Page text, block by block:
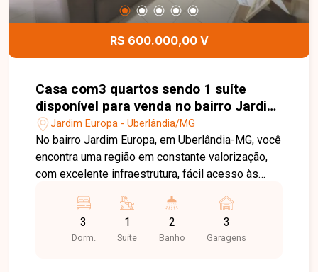
R$ 600.000,00 V
Casa com3 quartos sendo 1 suíte
disponível para venda no bairro Jardim
Europa em Uberlândia-MG
Jardim Europa - Uberlândia/MG
No bairro Jardim Europa, em Uberlândia-MG, você
encontra uma região em constante valorização,
com excelente infraestrutura, fácil acesso às
supermercados, escolas, farmácias e diversos
comércios, oferecendo praticidade e qualidade
de vida. Casa disponível para venda em
3
Dorm.
1
Suite
2
Banho
3
Garagens